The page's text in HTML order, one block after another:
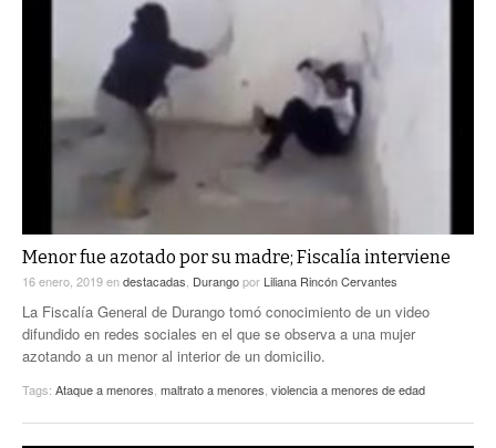
Menor fue azotado por su madre; Fiscalía interviene
16 enero, 2019endestacadas Durangopor Liliana Rincón Cervantes
La Fiscalía General de Durango tomó conocimiento de un video
difundido en redes sociales en el que se observa a una mujer
azotando a un menor al interior de un domicilio.
Tags: Ataque a menores maltrato a menores violencia a menores de edad